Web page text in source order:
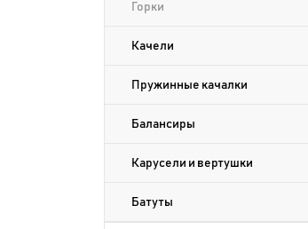
Горки
Качели
Пружинные качалки
Балансиры
Карусели и вертушки
Батуты